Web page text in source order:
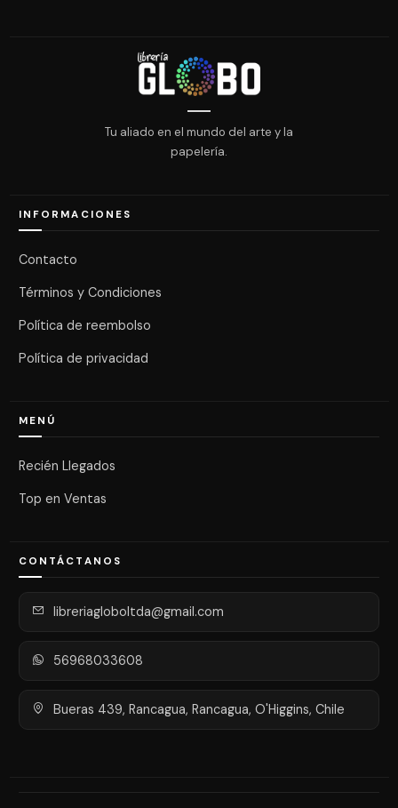
Tu aliado en el mundo del arte y la
papelería.
INFORMACIONES
Contacto
Términos y Condiciones
Política de reembolso
Política de privacidad
MENÚ
Recién Llegados
Top en Ventas
CONTÁCTANOS
libreriagloboltda@gmail.com
56968033608
Bueras 439, Rancagua, Rancagua, O'Higgins, Chile